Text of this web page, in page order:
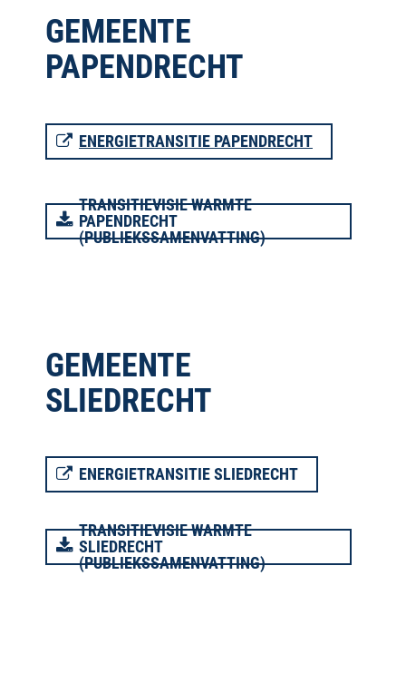
GEMEENTE
PAPENDRECHT
ENERGIETRANSITIE PAPENDRECHT
TRANSITIEVISIE WARMTE
PAPENDRECHT
(PUBLIEKSSAMENVATTING)
GEMEENTE
SLIEDRECHT
ENERGIETRANSITIE SLIEDRECHT
TRANSITIEVISIE WARMTE
SLIEDRECHT
(PUBLIEKSSAMENVATTING)